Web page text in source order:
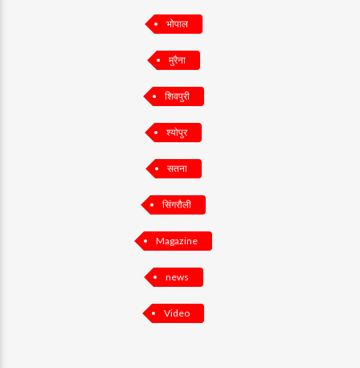
भोपाल
मुरैना
शिवपुरी
श्योपुर
सतना
सिंगरौली
Magazine
news
Video